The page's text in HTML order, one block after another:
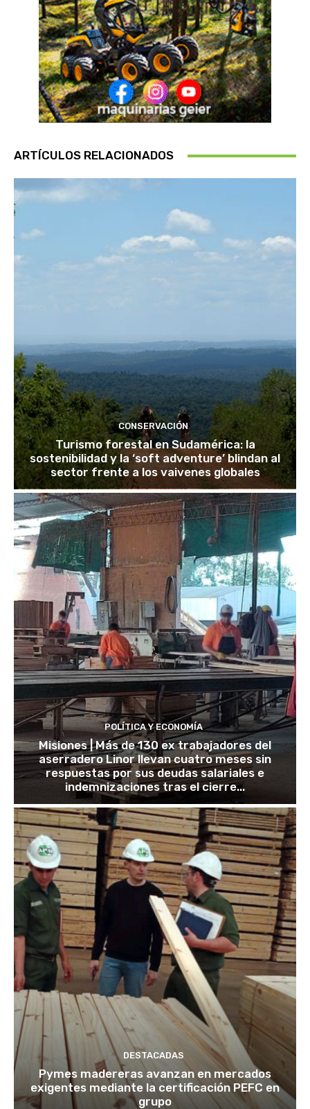
ARTÍCULOS RELACIONADOS
CONSERVACIÓN
Turismo forestal en Sudamérica: la
sostenibilidad y la ‘soft adventure’ blindan al
sector frente a los vaivenes globales
POLÍTICA Y ECONOMÍA
Misiones | Más de 130 ex trabajadores del
aserradero Linor llevan cuatro meses sin
respuestas por sus deudas salariales e
indemnizaciones tras el cierre...
DESTACADAS
Pymes madereras avanzan en mercados
exigentes mediante la certificación PEFC en
grupo